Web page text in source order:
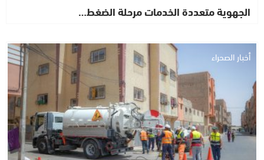
الجهوية متعددة الخدمات مرحلة الضغط…
أخبار الصحراء